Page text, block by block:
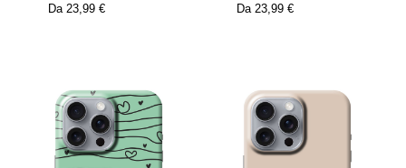
Da 23,99 €
Da 23,99 €